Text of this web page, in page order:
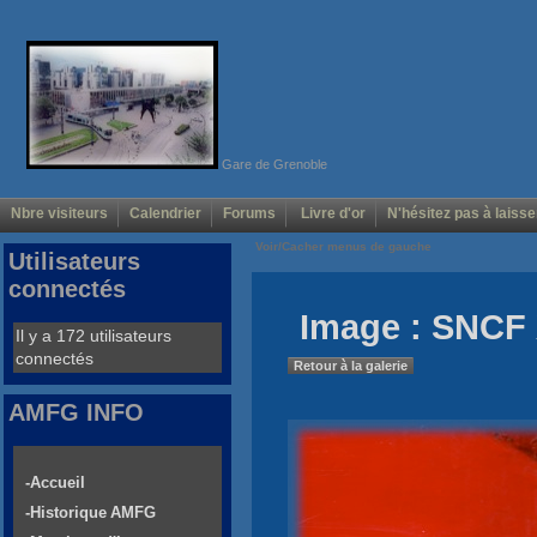
Gare de Grenoble
Nbre visiteurs Calendrier Forums Livre d'or N'hésitez pas à
Voir/Cacher menus de gauche
Image :
Retour à la galerie
Utilisateurs
connectés
Il y a 172 utilisateurs
connectés
AMFG INFO
-Accueil
-Historique AMFG